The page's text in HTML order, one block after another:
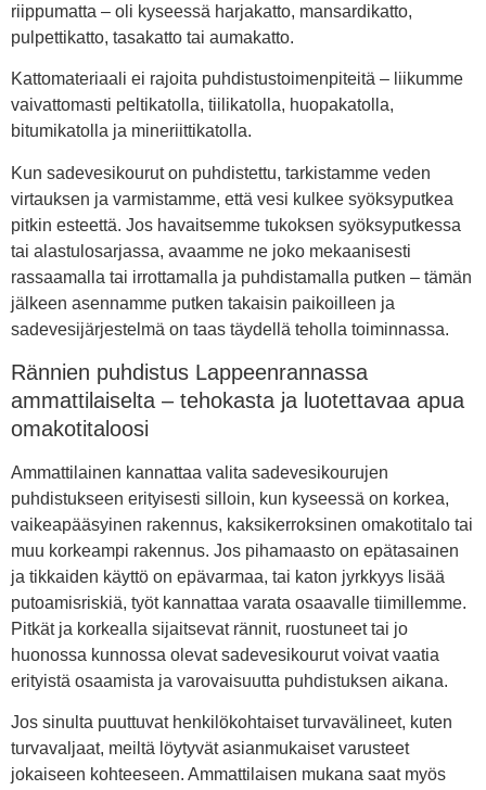
riippumatta – oli kyseessä harjakatto, mansardikatto,
pulpettikatto, tasakatto tai aumakatto.
Kattomateriaali ei rajoita puhdistustoimenpiteitä – liikumme
vaivattomasti peltikatolla, tiilikatolla, huopakatolla,
bitumikatolla ja mineriittikatolla.
Kun sadevesikourut on puhdistettu, tarkistamme veden
virtauksen ja varmistamme, että vesi kulkee syöksyputkea
pitkin esteettä. Jos havaitsemme tukoksen syöksyputkessa
tai alastulosarjassa, avaamme ne joko mekaanisesti
rassaamalla tai irrottamalla ja puhdistamalla putken – tämän
jälkeen asennamme putken takaisin paikoilleen ja
sadevesijärjestelmä on taas täydellä teholla toiminnassa.
Rännien puhdistus Lappeenrannassa
ammattilaiselta – tehokasta ja luotettavaa apua
omakotitaloosi
Ammattilainen kannattaa valita sadevesikourujen
puhdistukseen erityisesti silloin, kun kyseessä on korkea,
vaikeapääsyinen rakennus, kaksikerroksinen omakotitalo tai
muu korkeampi rakennus. Jos pihamaasto on epätasainen
ja tikkaiden käyttö on epävarmaa, tai katon jyrkkyys lisää
putoamisriskiä, työt kannattaa varata osaavalle tiimillemme.
Pitkät ja korkealla sijaitsevat rännit, ruostuneet tai jo
huonossa kunnossa olevat sadevesikourut voivat vaatia
erityistä osaamista ja varovaisuutta puhdistuksen aikana.
Jos sinulta puuttuvat henkilökohtaiset turvavälineet, kuten
turvavaljaat, meiltä löytyvät asianmukaiset varusteet
jokaiseen kohteeseen. Ammattilaisen mukana saat myös